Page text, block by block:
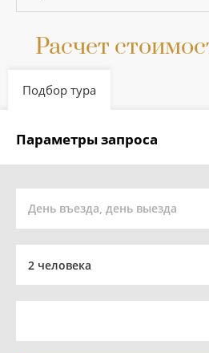
Расчет
Подбор тура
Параметры запроса
День въезда, день выезда
2 человека